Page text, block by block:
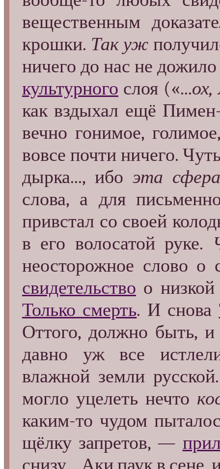
вещественным
крошки. Так уж
ничего до нас не
культурного слоя («...
как вздыхал ещё
вечно гонимое,
вовсе почти ничего.
дырка..., ибо эта сфера
слова, а для
привстал со своей
в его волосатой руке.
неосторожное слово
свидетельство о
Только смерть. И снова
Оттого, должно быть,
давно уж все
влажной земли
могло уцелеть нечто
каким-то чудом
щёлку запретов, —